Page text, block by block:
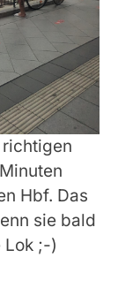
richtigen
Hbf. Das
sie bald
Lok ;-)